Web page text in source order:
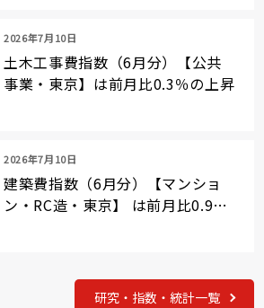
2026年7月10日
土木工事費指数（6月分）【公共
事業・東京】は前月比0.3％の上昇
2026年7月10日
建築費指数（6月分）【マンショ
ン・RC造・東京】 は前月比0.9％
研究・指数・統計一覧